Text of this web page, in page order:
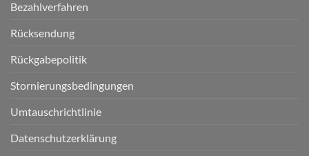
Bezahlverfahren
Rücksendung
Rückgabepolitik
Stornierungsbedingungen
Umtauschrichtlinie
Datenschutzerklärung